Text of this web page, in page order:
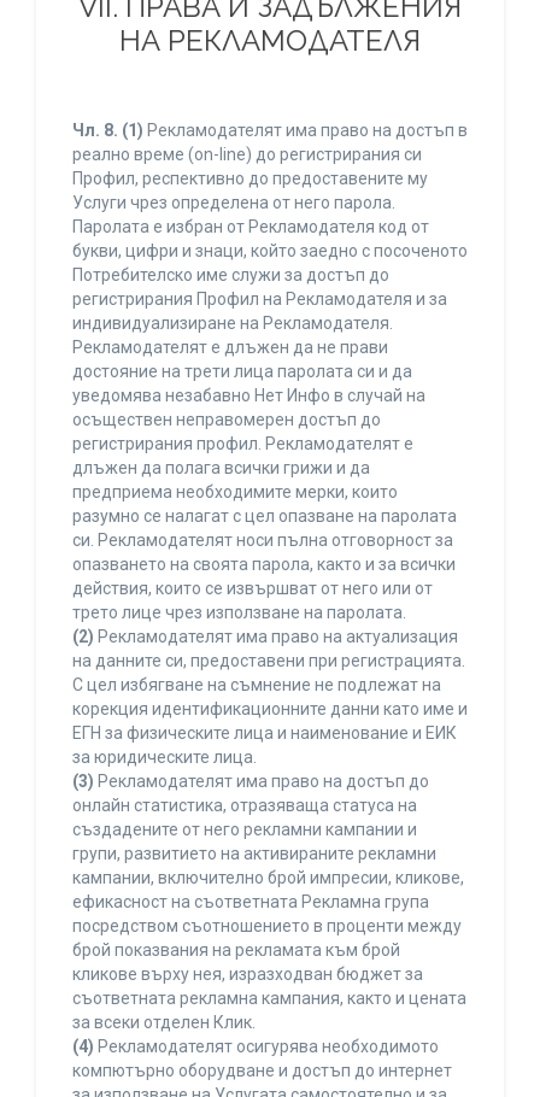
VII. ПРАВА И ЗАДЪЛЖЕНИЯ
НА РЕКЛАМОДАТЕЛЯ
Чл. 8. (1) Рекламодателят има право на достъп в
реално време (on-line) до регистрирания си
Профил, респективно до предоставените му
Услуги чрез определена от него парола.
Паролата е избран от Рекламодателя код от
букви, цифри и знаци, който заедно с посоченото
Потребителско име служи за достъп до
регистрирания Профил на Рекламодателя и за
индивидуализиране на Рекламодателя.
Рекламодателят е длъжен да не прави
достояние на трети лица паролата си и да
уведомява незабавно Нет Инфо в случай на
осъществен неправомерен достъп до
регистрирания профил. Рекламодателят е
длъжен да полага всички грижи и да
предприема необходимите мерки, които
разумно се налагат с цел опазване на паролата
си. Рекламодателят носи пълна отговорност за
опазването на своята парола, както и за всички
действия, които се извършват от него или от
трето лице чрез използване на паролата.
(2) Рекламодателят има право на актуализация
на данните си, предоставени при регистрацията.
С цел избягване на съмнение не подлежат на
корекция идентификационните данни като име и
ЕГН за физическите лица и наименование и ЕИК
за юридическите лица.
(3) Рекламодателят има право на достъп до
онлайн статистика, отразяваща статуса на
създадените от него рекламни кампании и
групи, развитието на активираните рекламни
кампании, включително брой импресии, кликове,
ефикасност на съответната Рекламна група
посредством съотношението в проценти между
брой показвания на рекламата към брой
кликове върху нея, изразходван бюджет за
съответната рекламна кампания, както и цената
за всеки отделен Клик.
(4) Рекламодателят осигурява необходимото
компютърно оборудване и достъп до интернет